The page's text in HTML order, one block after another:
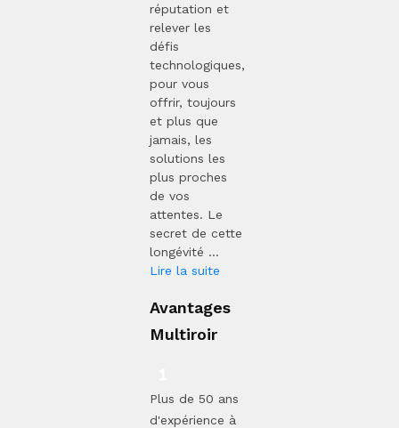
réputation et
relever les
défis
technologiques,
pour vous
offrir, toujours
et plus que
jamais, les
solutions les
plus proches
de vos
attentes. Le
secret de cette
longévité ...
Lire la suite
Avantages
Multiroir
Plus de 50 ans
d'expérience à